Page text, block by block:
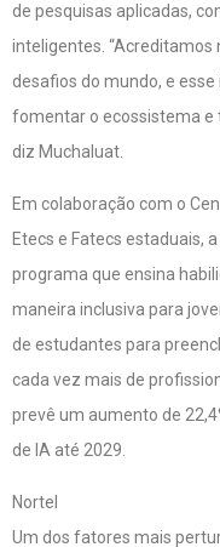
de pesquisas aplicadas,
inteligentes.
desafios do mundo, e
fomentar o ecossistema e
diz Muchaluat.
Em colaboração com o
Etecs e Fatecs estaduais,
programa que ensina
maneira inclusiva para
de estudantes para
cada vez mais de
prevê um aumento de
de IA até 2029.
Nortel
Um dos fatores mais